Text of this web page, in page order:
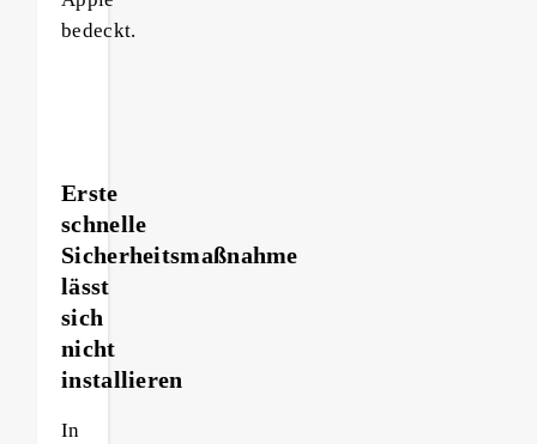
bedeckt.
Erste
schnelle
Sicherheitsmaßnahme
lässt
sich
nicht
installieren
In